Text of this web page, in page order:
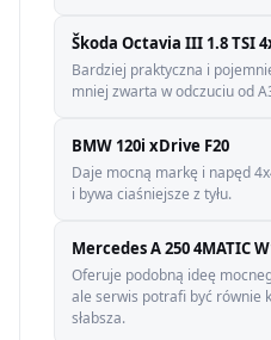
Škoda Octavia III 1.8 TSI
Bardziej praktyczna i
mniej zwarta w odczuciu od
BMW 120i xDrive F20
Daje mocną markę i napęd
i bywa ciaśniejsze z tyłu.
Mercedes A 250 4MATIC
Oferuje podobną ideę
ale serwis potrafi być równie
słabsza.